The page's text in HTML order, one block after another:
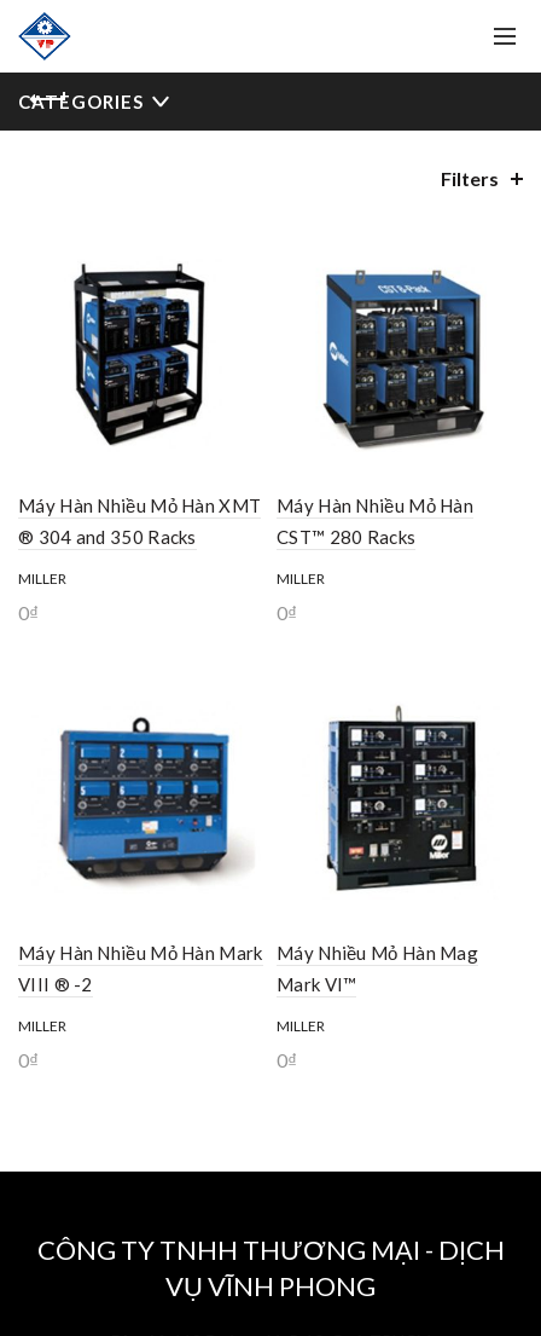
CATEGORIES
Filters
Máy Hàn Nhiều Mỏ Hàn XMT
® 304 and 350 Racks
MILLER
0₫
Máy Hàn Nhiều Mỏ Hàn
CST™ 280 Racks
MILLER
0₫
Máy Hàn Nhiều Mỏ Hàn Mark
VIII ® -2
MILLER
0₫
Máy Nhiều Mỏ Hàn Mag
Mark VI™
MILLER
0₫
CÔNG TY TNHH THƯƠNG MẠI - DỊCH
VỤ VĨNH PHONG